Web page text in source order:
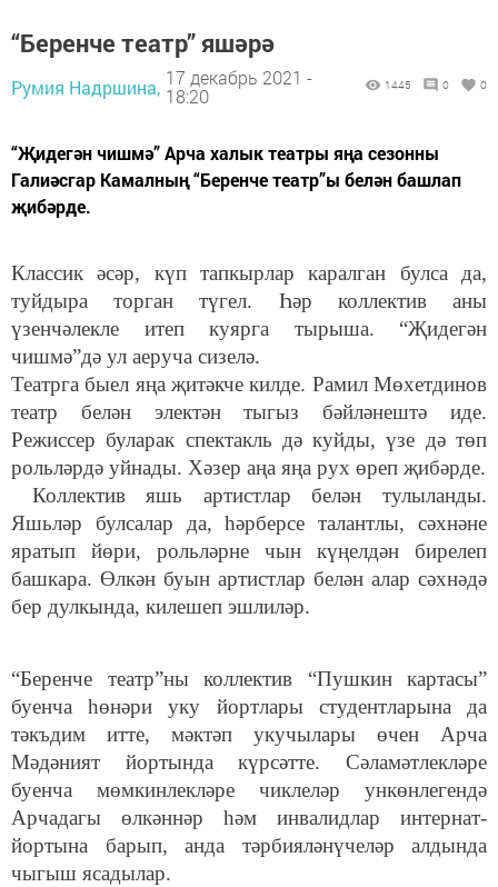
“Беренче театр” яшәрә
Румия Надршина, 17 декабрь 2021 -
18:20
1445 0 0
“Җидегән чишмә” Арча халык театры яңа сезонны
Галиәсгар Камалның “Беренче театр”ы белән башлап
җибәрде.
Классик әсәр, күп тапкырлар каралган булса да,
туйдыра торган түгел. Һәр коллектив аны
үзенчәлекле итеп куярга тырыша. “Җидегән
чишмә”дә ул аеруча сизелә.
Театрга быел яңа җитәкче килде. Рамил Мөхетдинов
театр белән электән тыгыз бәйләнештә иде.
Режиссер буларак спектакль дә куйды, үзе дә төп
рольләрдә уйнады. Хәзер аңа яңа рух өреп җибәрде.
Коллектив яшь артистлар белән тулыланды.
Яшьләр булсалар да, һәрберсе талантлы, сәхнәне
яратып йөри, рольләрне чын күңелдән бирелеп
башкара. Өлкән буын артистлар белән алар сәхнәдә
бер дулкында, килешеп эшлиләр.
“Беренче театр”ны коллектив “Пушкин картасы”
буенча һөнәри уку йортлары студентларына да
тәкъдим итте, мәктәп укучылары өчен Арча
Мәдәният йортында күрсәтте. Сәламәтлекләре
буенча мөмкинлекләре чиклеләр ункөнлегендә
Арчадагы өлкәннәр һәм инвалидлар интернат-
йортына барып, анда тәрбияләнүчеләр алдында
чыгыш ясадылар.